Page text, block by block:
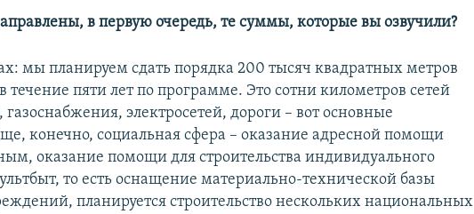
в первую очередь, те суммы, которые вы озвучили?
мы планируем сдать порядка 200 тысяч квадратных метров
течение пяти лет по программе. Это сотни километров сетей
электросетей, дороги – вот основные
конечно, социальная сфера – оказание адресной помощи
оказание помощи для строительства индивидуального
то есть оснащение материально-технической базы
планируется строительство нескольких национальных